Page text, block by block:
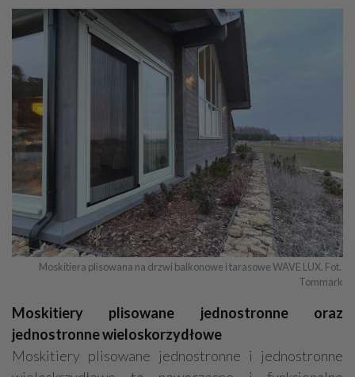
Moskitiera plisowana na drzwi balkonowe i tarasowe WAVE LUX. Fot.
Tommark
Moskitiery plisowane jednostronne oraz
jednostronne wieloskorzydłowe
Moskitiery plisowane jednostronne i jednostronne